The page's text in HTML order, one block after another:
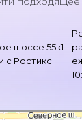
шоссе 55к1
с Ростикс